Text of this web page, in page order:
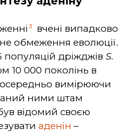
3
вчені випадково
обмеження еволюції.
дріжджів S.
10 000 поколінь в
вимірюючи
ними штам
відомий своєю
аденін –